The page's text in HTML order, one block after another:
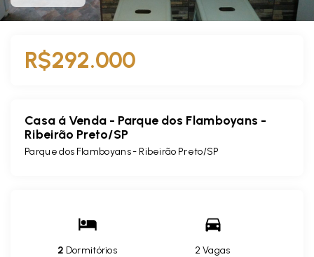
R$292.000
Casa á Venda - Parque dos Flamboyans -
Ribeirão Preto/SP
Parque dos Flamboyans - Ribeirão Preto/SP
2 Dormitórios 2 Vagas